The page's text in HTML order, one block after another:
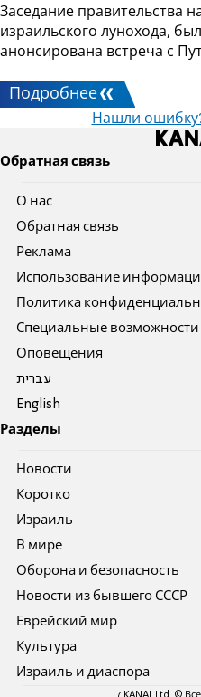
Заседание правительства
израильского лунохода,
анонсирована встреча с
Подробнее
Нашли
Обратная связь
О нас
Обратная связь
Реклама
Использование
Политика
Специальные возможности
Оповещения
עברית
English
Разделы
Новости
Коротко
Израиль
В мире
Оборона и безопасность
Новости из бывшего СССР
Еврейский мир
Культура
Израиль и диаспора